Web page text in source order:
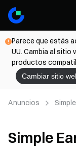
Parece que estás
UU. Cambia al sitio
productos
Cambiar sitio
Anuncios
Simple